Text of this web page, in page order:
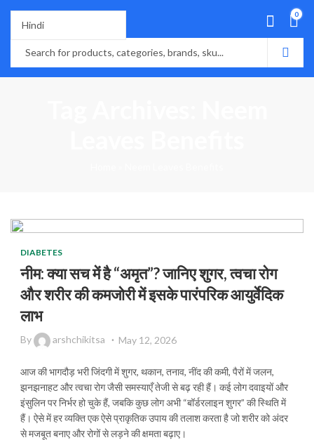
0
DIABETES
नीम: क्या सच में है “अमृत”? जानिए शुगर, त्वचा रोग
और शरीर की कमजोरी में इसके पारंपरिक आयुर्वेदिक
लाभ
By arshchikitsa May 12, 2026
आज की भागदौड़ भरी जिंदगी में शुगर, थकान, तनाव, नींद की कमी, पैरों में जलन,
झनझनाहट और त्वचा रोग जैसी समस्याएँ तेजी से बढ़ रही हैं। कई लोग दवाइयों और
इंसुलिन पर निर्भर हो चुके हैं, जबकि कुछ लोग अभी “बॉर्डरलाइन शुगर” की स्थिति में
हैं। ऐसे में हर व्यक्ति एक ऐसे प्राकृतिक उपाय की तलाश करता है जो शरीर को अंदर
से मजबूत बनाए और रोगों से लड़ने की क्षमता बढ़ाए।